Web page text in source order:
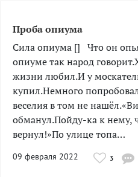
Проба опиума
Сила опиума [] ­­­­Что он
опиуме так народ
жизни любил.И у
купил.Немного
веселия в том не
обманул.Пойду-ка к нему,
вернул!»По улице топа…
09 февраля 2022 3